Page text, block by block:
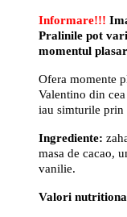
Informare!!!
Pralinile pot
momentul
Ofera momente
Valentino din
iau simturile prin
Ingrediente:
masa de cacao,
vanilie.
Valori